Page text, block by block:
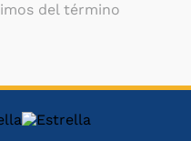
del término